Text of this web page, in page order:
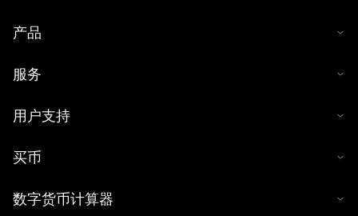
产品
服务
用户支持
买币
数字货币计算器